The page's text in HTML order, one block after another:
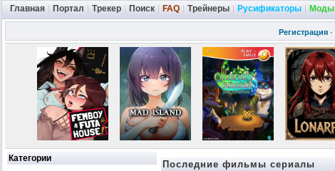
Главная Портал Трекер Поиск FAQ Трейнеры Русификаторы Моды
Регистрация ·
Категории
Последние фильмы сериалы